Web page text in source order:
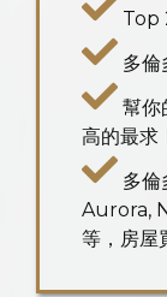
Top
多倫
幫你
高的最求
多倫
Aurora,
等，房屋